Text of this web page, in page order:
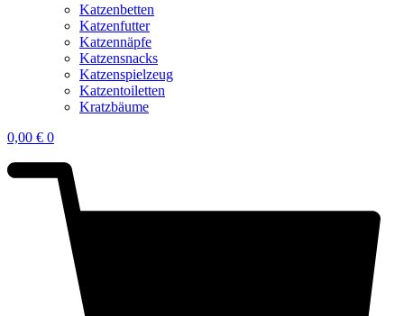
Katzenbetten
Katzenfutter
Katzennäpfe
Katzensnacks
Katzenspielzeug
Katzentoiletten
Kratzbäume
0,00 € 0